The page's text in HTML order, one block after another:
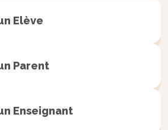
Elève
Parent
Enseignant